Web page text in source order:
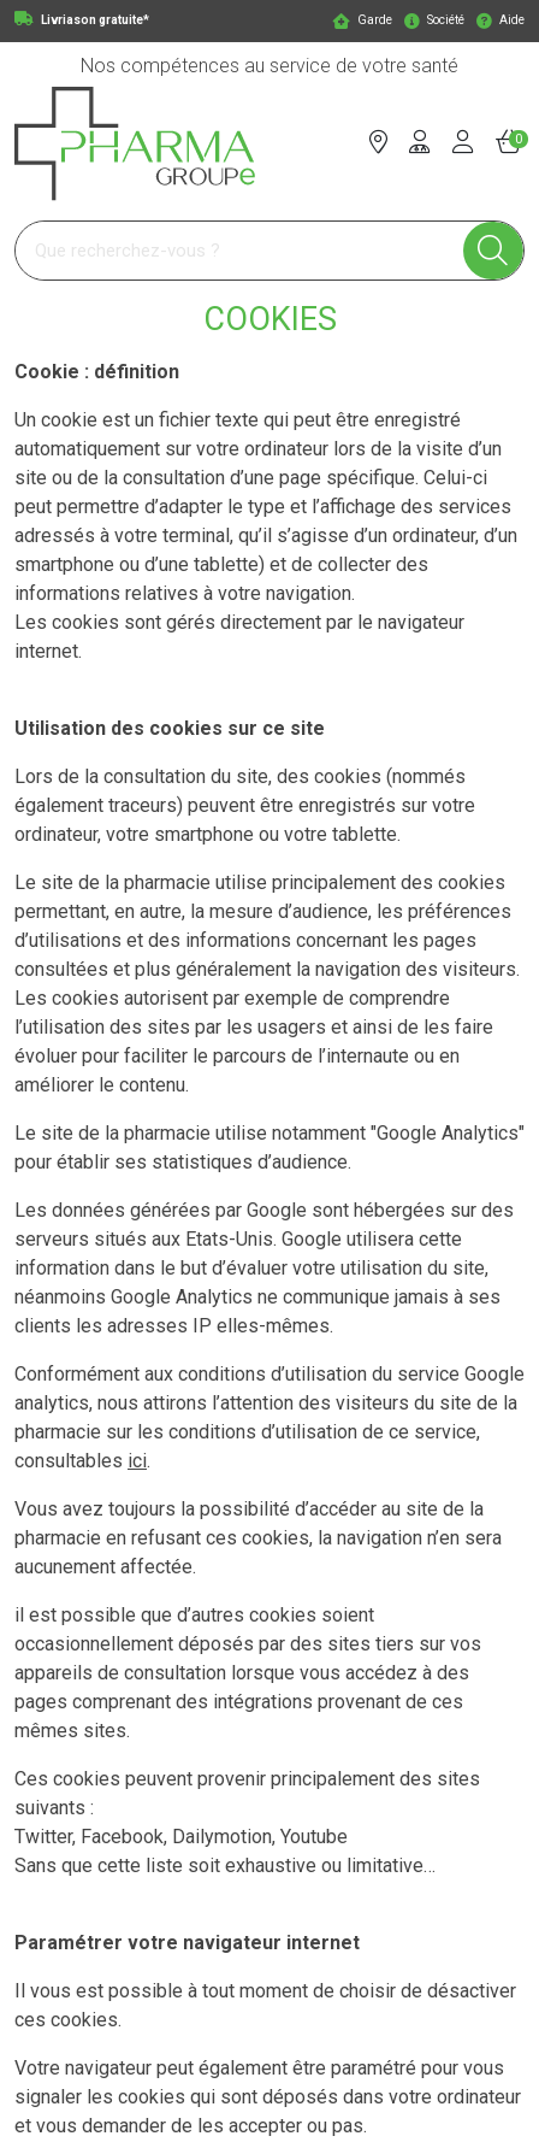
Livriason gratuite* Garde Société Aide
Nos compétences au service de votre santé
Pharmagroupe Votre pharmacie en ligne à votre service
0
COOKIES
Cookie : définition
Un cookie est un fichier texte qui peut être enregistré
automatiquement sur votre ordinateur lors de la visite d’un
site ou de la consultation d’une page spécifique. Celui-ci
peut permettre d’adapter le type et l’affichage des services
adressés à votre terminal, qu’il s’agisse d’un ordinateur, d’un
smartphone ou d’une tablette) et de collecter des
informations relatives à votre navigation.
Les cookies sont gérés directement par le navigateur
internet.
Utilisation des cookies sur ce site
Lors de la consultation du site, des cookies (nommés
également traceurs) peuvent être enregistrés sur votre
ordinateur, votre smartphone ou votre tablette.
Le site de la pharmacie utilise principalement des cookies
permettant, en autre, la mesure d’audience, les préférences
d’utilisations et des informations concernant les pages
consultées et plus généralement la navigation des visiteurs.
Les cookies autorisent par exemple de comprendre
l’utilisation des sites par les usagers et ainsi de les faire
évoluer pour faciliter le parcours de l’internaute ou en
améliorer le contenu.
Le site de la pharmacie utilise notamment "Google Analytics"
pour établir ses statistiques d’audience.
Les données générées par Google sont hébergées sur des
serveurs situés aux Etats-Unis. Google utilisera cette
information dans le but d’évaluer votre utilisation du site,
néanmoins Google Analytics ne communique jamais à ses
clients les adresses IP elles-mêmes.
Conformément aux conditions d’utilisation du service Google
analytics, nous attirons l’attention des visiteurs du site de la
pharmacie sur les conditions d’utilisation de ce service,
consultables ici.
Vous avez toujours la possibilité d’accéder au site de la
pharmacie en refusant ces cookies, la navigation n’en sera
aucunement affectée.
il est possible que d’autres cookies soient
occasionnellement déposés par des sites tiers sur vos
appareils de consultation lorsque vous accédez à des
pages comprenant des intégrations provenant de ces
mêmes sites.
Ces cookies peuvent provenir principalement des sites
suivants :
Twitter, Facebook, Dailymotion, Youtube
Sans que cette liste soit exhaustive ou limitative…
Paramétrer votre navigateur internet
Il vous est possible à tout moment de choisir de désactiver
ces cookies.
Votre navigateur peut également être paramétré pour vous
signaler les cookies qui sont déposés dans votre ordinateur
et vous demander de les accepter ou pas.